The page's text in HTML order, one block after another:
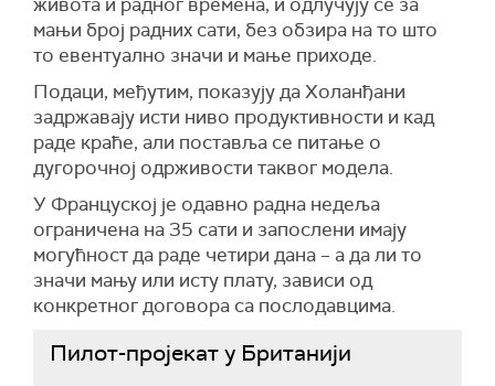
мањи број радних сати, без обзира на то што
то евентуално значи и мање приходе.
Подаци, међутим, показују да Холанђани
задржавају исти ниво продуктивности и кад
раде краће, али поставља се питање о
дугорочној одрживости таквог модела.
У Француској је одавно радна недеља
ограничена на 35 сати и запослени имају
могућност да раде четири дана – а да ли то
значи мању или исту плату, зависи од
конкретног договора са послодавцима.
Пилот-пројекат у Британији